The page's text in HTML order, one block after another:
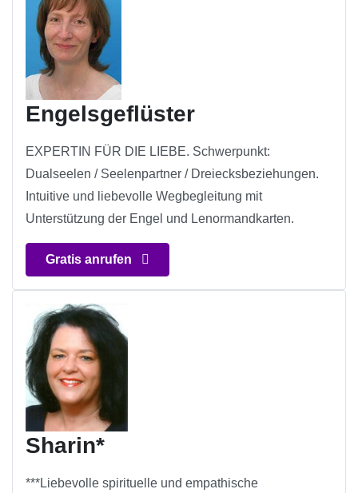
Engelsgeflüster
EXPERTIN FÜR DIE LIEBE. Schwerpunkt:
Dualseelen / Seelenpartner / Dreiecksbeziehungen.
Intuitive und liebevolle Wegbegleitung mit
Unterstützung der Engel und Lenormandkarten.
Gratis anrufen
Sharin*
***Liebevolle spirituelle und empathische